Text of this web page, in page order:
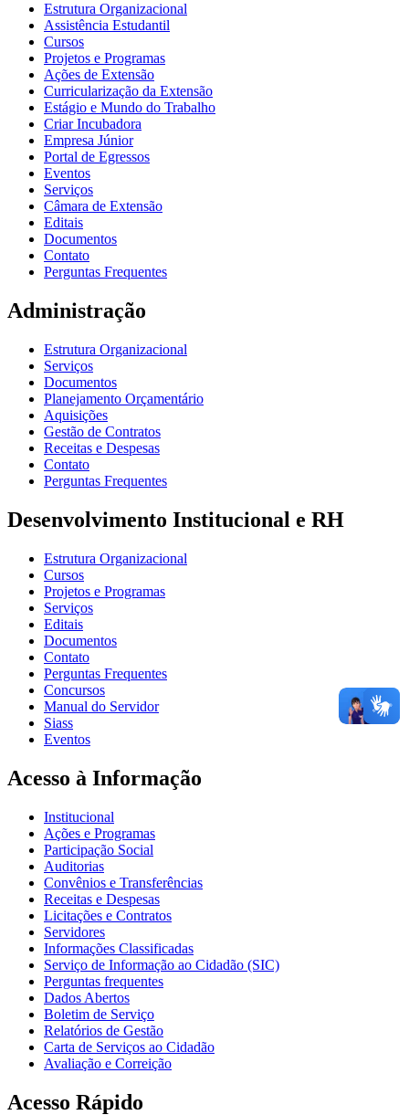
Estrutura Organizacional
Assistência Estudantil
Cursos
Projetos e Programas
Ações de Extensão
Curricularização da Extensão
Estágio e Mundo do Trabalho
Criar Incubadora
Empresa Júnior
Portal de Egressos
Eventos
Serviços
Câmara de Extensão
Editais
Documentos
Contato
Perguntas Frequentes
Administração
Estrutura Organizacional
Serviços
Documentos
Planejamento Orçamentário
Aquisições
Gestão de Contratos
Receitas e Despesas
Contato
Perguntas Frequentes
Desenvolvimento Institucional e RH
Estrutura Organizacional
Cursos
Projetos e Programas
Serviços
Editais
Documentos
Contato
Perguntas Frequentes
Concursos
Manual do Servidor
Siass
Eventos
Acesso à Informação
Institucional
Ações e Programas
Participação Social
Auditorias
Convênios e Transferências
Receitas e Despesas
Licitações e Contratos
Servidores
Informações Classificadas
Serviço de Informação ao Cidadão (SIC)
Perguntas frequentes
Dados Abertos
Boletim de Serviço
Relatórios de Gestão
Carta de Serviços ao Cidadão
Avaliação e Correição
Acesso Rápido